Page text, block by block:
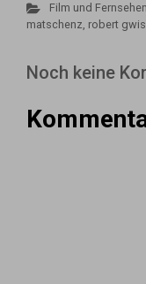
Film und Fernsehen
matschenz, robert
Noch keine